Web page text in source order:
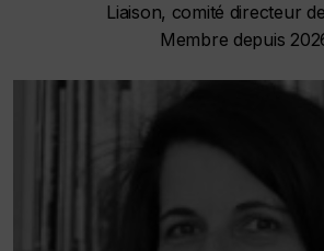
Liaison, comité directeur
Membre depuis